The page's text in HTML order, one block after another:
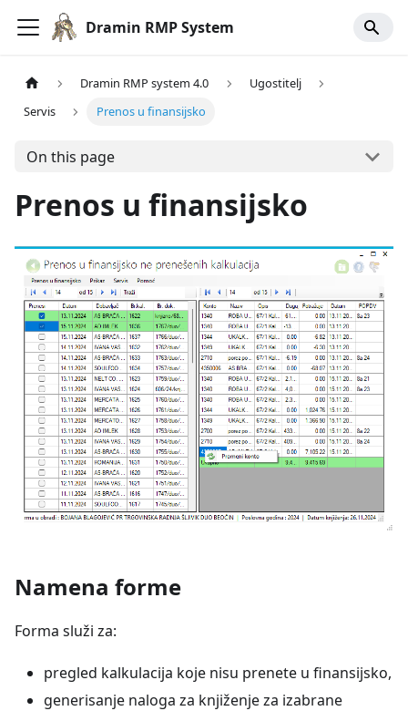
Dramin RMP System
Dramin RMP system 4.0
Ugostitelj
Servis
Prenos u finansijsko
On this page
Prenos u finansijsko
Namena forme
Forma služi za:
pregled kalkulacija koje nisu prenete u finansijsko,
generisanje naloga za knjiženje za izabrane